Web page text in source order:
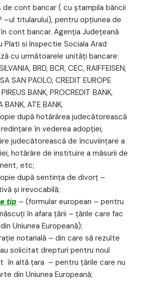
de cont bancar ( cu ştampila băncii
–ul titularului), pentru opţiunea de
cont bancar. Agenţia Judeţeană
Plati si Inspectie Sociala Arad
cu următoarele unităţi bancare:
BRD, BCR, CEC, RAIFFEISEN,
SAN PAOLO, CREDIT EUROPE
BANK, PROCREDIT BANK,
BANK, ATE BANK,
după hotărârea judecătorească
în vederea adopţiei,
judecătorească de încuviinţare a
hotărâre de instituire a măsurii de
etc;
după sentinţa de divorţ –
şi irevocabilă;
tip – (formular european – pentru
în afara ţării – ţările care fac
Uniunea Europeană);
notarială – din care să rezulte
solicitat drepturi pentru noul
în altă ţara – pentru ţările care nu
din Uniunea Europeană;